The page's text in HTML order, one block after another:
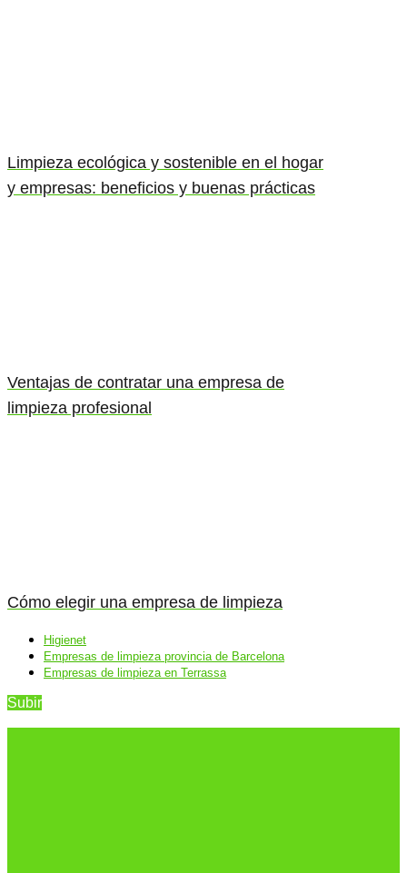
Limpieza ecológica y sostenible en el hogar
y empresas: beneficios y buenas prácticas
Ventajas de contratar una empresa de
limpieza profesional
Cómo elegir una empresa de limpieza
Higienet
Empresas de limpieza provincia de Barcelona
Empresas de limpieza en Terrassa
Subir